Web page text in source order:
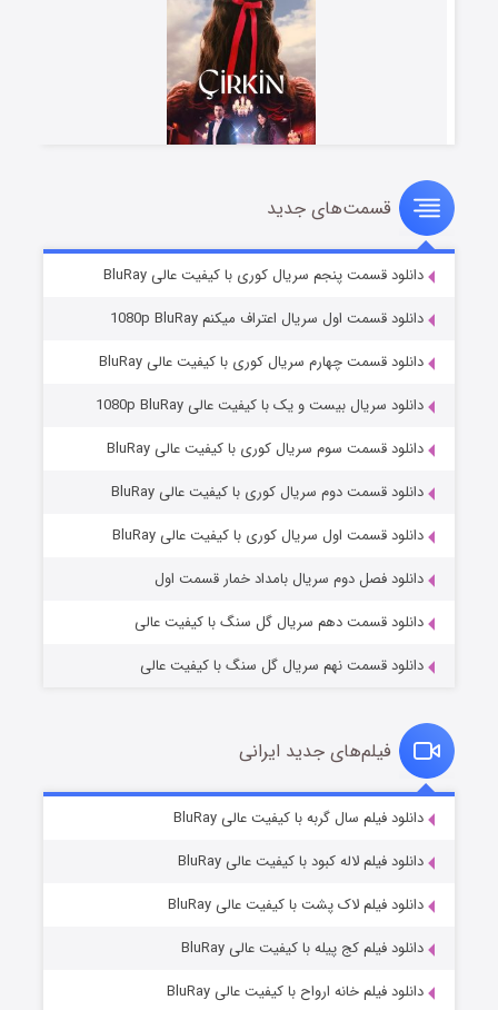
سریال زشت
قسمت۲ (زیرنویس) منتشر شد
مردگان متحرک: شهر مرده ۳
قسمت۲ (زیرنویس) منتشر شد
قسمت۷ (زیرنویس) منتشر شد
قسمت‌های جدید
دانلود قسمت پنجم سریال کوری با کیفیت عالی BluRay
دانلود قسمت اول سریال اعتراف میکنم 1080p BluRay
دانلود قسمت چهارم سریال کوری با کیفیت عالی BluRay
دانلود سریال بیست و یک با کیفیت عالی 1080p BluRay
دانلود قسمت سوم سریال کوری با کیفیت عالی BluRay
دانلود قسمت دوم سریال کوری با کیفیت عالی BluRay
دانلود قسمت اول سریال کوری با کیفیت عالی BluRay
دانلود فصل دوم سریال بامداد خمار قسمت اول
دانلود قسمت دهم سریال گل سنگ با کیفیت عالی
دانلود قسمت نهم سریال گل سنگ با کیفیت عالی
فیلم‌های جدید ایرانی
دانلود فیلم سال گربه با کیفیت عالی BluRay
دانلود فیلم لاله کبود با کیفیت عالی BluRay
دانلود فیلم لاک پشت با کیفیت عالی BluRay
دانلود فیلم کج‌ پیله با کیفیت عالی BluRay
دانلود فیلم خانه ارواح با کیفیت عالی BluRay